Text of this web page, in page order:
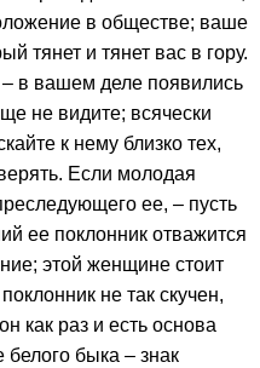
в обществе; ваше
тянет и тянет вас в гору.
– в вашем деле появились
не видите; всячески
к нему близко тех,
Если молодая
ее, – пусть
ее поклонник отважится
этой женщине стоит
не так скучен,
как раз и есть основа
белого быка – знак